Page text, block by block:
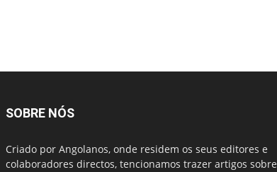
SOBRE NÓS
Criado por Angolanos, onde residem os seus editores e
colaboradores directos, tencionamos trazer artigos sobre